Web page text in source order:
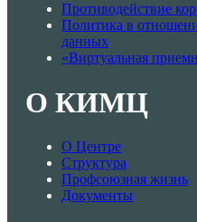
Противодействие
Политика в
данных
«Виртуальная
О КИМЦ
О Центре
Структура
Профсоюзная жизнь
Документы